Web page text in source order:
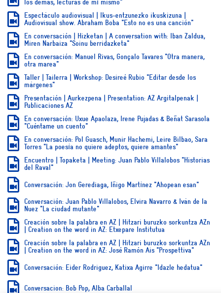
los demás, lecturas de mí mismo"
Espectáculo audiovisual | Ikus-entzunezko ikuskizuna |
Audiovisual show. Abraham Boba "Esto no es una canción"
En conversación | Hizketan | A conversation with: Iban Zaldua,
Miren Narbaiza "Soinu berridazketa"
En conversación: Manuel Rivas, Gonçalo Tavares "Otra manera,
otra marea"
Taller | Tailerra | Workshop: Desireé Rubio "Editar desde los
márgenes"
Presentación | Aurkezpena | Presentation: AZ Argitalpenak |
Publicaciones AZ
En conversación: Uxue Apaolaza, Irene Pujadas & Beñat Sarasola
"Cuéntame un cuento"
En conversación: Pol Guasch, Munir Hachemi, Leire Bilbao, Sara
Torres "La poesía no quiere adeptos, quiere amantes"
Encuentro | Topaketa | Meeting: Juan Pablo Villalobos "Historias
del Raval"
Conversación: Jon Gerediaga, Iñigo Martínez "Ahopean esan"
Conversación: Juan Pablo Villalobos, Elvira Navarro & Iván de la
Nuez "La ciudad mutante"
Creación sobre la palabra en AZ | Hitzari buruzko sorkuntza AZn
| Creation on the word in AZ: Etxepare Institutua
Creación sobre la palabra en AZ | Hitzari buruzko sorkuntza AZn
| Creation on the word in AZ: José Ramón Ais "Prospettiva"
Conversación: Eider Rodriguez, Katixa Agirre "Idazle hedatua"
Conversacion: Bob Pop, Alba Carballal